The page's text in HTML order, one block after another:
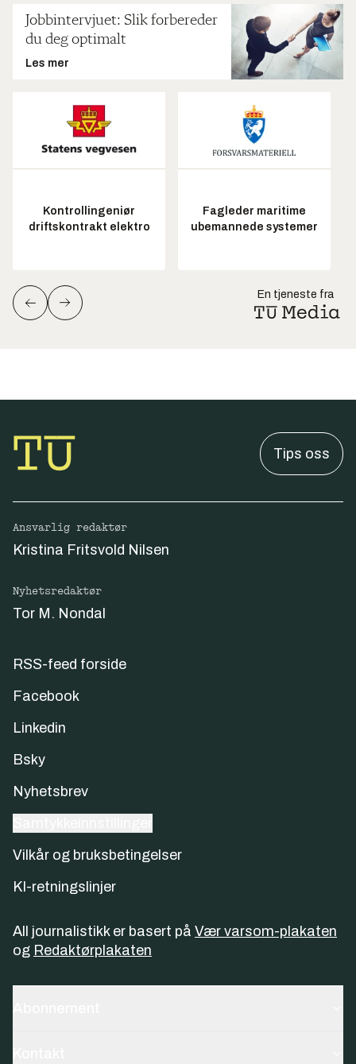
Jobbintervjuet: Slik forbereder
du deg optimalt
Les mer
Kontrollingeniør
driftskontrakt elektro
Fagleder maritime
ubemannede systemer
En tjeneste fra
Tips oss
Ansvarlig redaktør
Kristina Fritsvold Nilsen
Nyhetsredaktør
Tor M. Nondal
RSS-feed forside
Facebook
Linkedin
Bsky
Nyhetsbrev
Vilkår og bruksbetingelser
KI-retningslinjer
All journalistikk er basert på Vær varsom-plakaten
og Redaktørplakaten